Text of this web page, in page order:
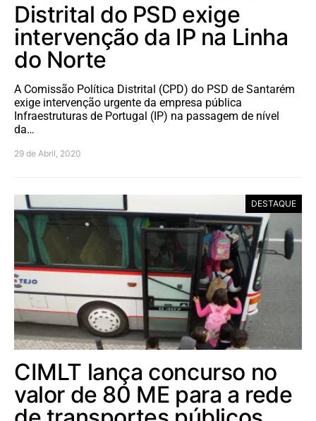
Distrital do PSD exige
intervenção da IP na Linha
do Norte
A Comissão Política Distrital (CPD) do PSD de Santarém
exige intervenção urgente da empresa pública
Infraestruturas de Portugal (IP) na passagem de nível
da…
29 de Abril, 2020
DESTAQUE
CIMLT lança concurso no
valor de 80 ME para a rede